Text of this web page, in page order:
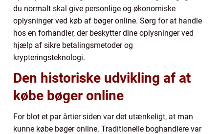
du normalt skal give personlige og økonomiske
oplysninger ved køb af bøger online. Sørg for at handle
hos en forhandler, der beskytter dine oplysninger ved
hjælp af sikre betalingsmetoder og
krypteringsteknologi.
Den historiske udvikling af at
købe bøger online
For blot et par årtier siden var det utænkeligt, at man
kunne købe bøger online. Traditionelle boghandlere var